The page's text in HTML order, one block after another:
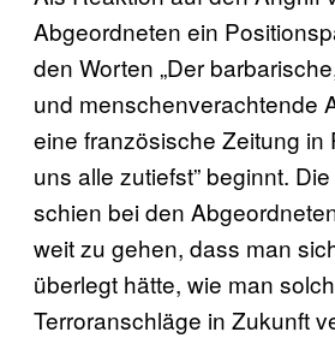
Abgeordneten ein
den Worten „Der
und menschenverachtende
eine französische Zeitung in
uns alle zutiefst” beginnt.
schien bei den
weit zu gehen, dass man
überlegt hätte, wie man
Terroranschläge in Zukunft